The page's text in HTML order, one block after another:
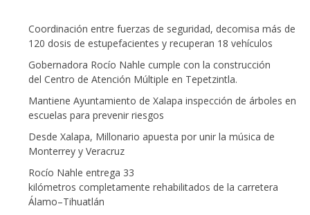
Coordinación entre fuerzas de seguridad, decomisa más de
120 dosis de estupefacientes y recuperan 18 vehículos
Gobernadora Rocío Nahle cumple con la construcción
del Centro de Atención Múltiple en Tepetzintla.
Mantiene Ayuntamiento de Xalapa inspección de árboles en
escuelas para prevenir riesgos
Desde Xalapa, Millonario apuesta por unir la música de
Monterrey y Veracruz
Rocío Nahle entrega 33
kilómetros completamente rehabilitados de la carretera
Álamo–Tihuatlán